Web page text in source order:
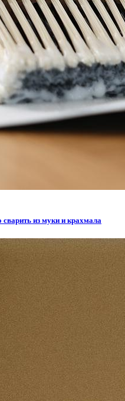
сварить из муки и крахмала